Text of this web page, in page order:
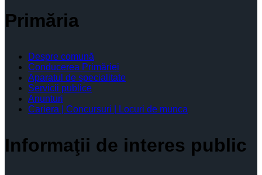
Primăria
Despre comună
Conducerea Primăriei
Aparatul de specialitate
Servicii publice
Anunturi
Cariera | Concursuri | Locuri de munca
Informaţii de interes public